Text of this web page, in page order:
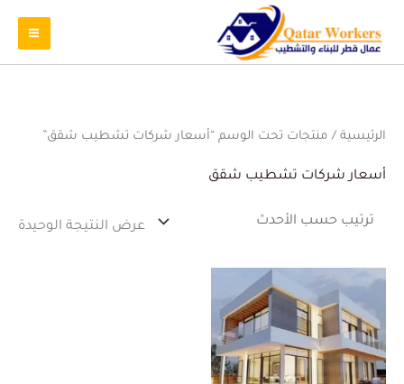
الرئيسية / منتجات تحت الوسم “أسعار شركات تشطيب شقق”
أسعار شركات تشطيب شقق
عرض النتيجة الوحيدة